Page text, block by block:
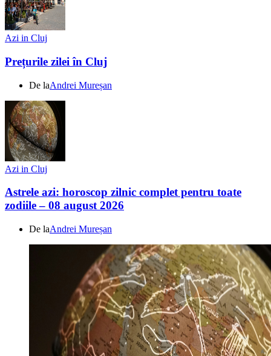
Azi in Cluj
Prețurile zilei în Cluj
De laAndrei Mureșan
Azi in Cluj
Astrele azi: horoscop zilnic complet pentru toate
zodiile – 08 august 2026
De laAndrei Mureșan